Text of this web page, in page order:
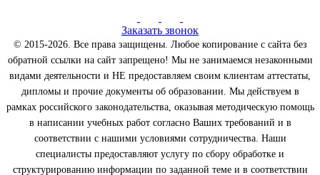
Заказать звонок
© 2015-2026. Все права защищены. Любое копирование с сайта без
обратной ссылки на сайт запрещено! Мы не занимаемся незаконными
видами деятельности и НЕ предоставляем своим клиентам аттестаты,
дипломы и прочие документы об образовании. Мы действуем в
рамках российского законодательства, оказывая методическую помощь
в написании учебных работ согласно Ваших требований и в
соответствии с нашими условиями сотрудничества. Наши
специалисты предоставляют услугу по сбору обработке и
структурированию информации по заданной теме и в соответствии